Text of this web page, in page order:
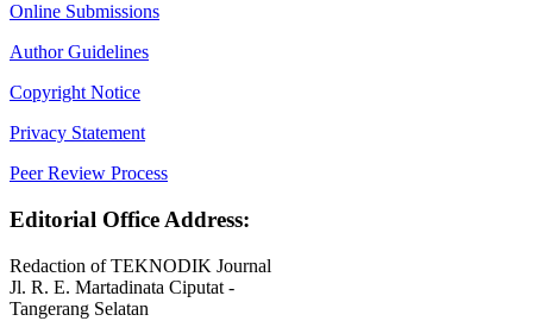
Online Submissions
Author Guidelines
Copyright Notice
Privacy Statement
Peer Review Process
Editorial Office Address:
Redaction of TEKNODIK Journal
Jl. R. E. Martadinata Ciputat -
Tangerang Selatan